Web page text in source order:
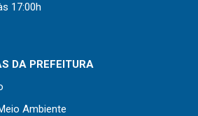
17:00h
DA PREFEITURA
Ambiente